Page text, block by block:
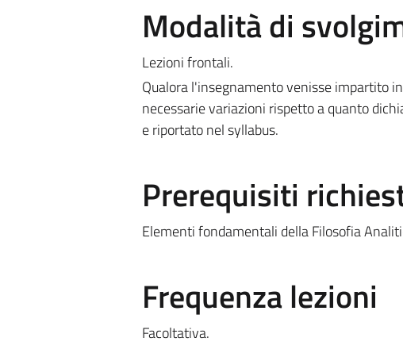
Modalità di
Lezioni frontali.
Qualora l'insegnamento venisse impartito
necessarie variazioni rispetto a quanto
e riportato nel syllabus.
Prerequisiti
Elementi fondamentali della Filosofia
Frequenza lezioni
Facoltativa.